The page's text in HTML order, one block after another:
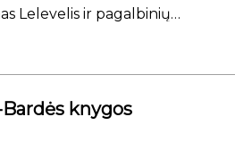
Lelevelis ir pagalbinių
dabartis, ateitis
knygos